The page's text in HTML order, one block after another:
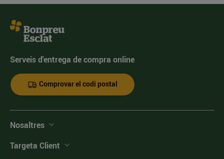
Serveis d'entrega de compra online
Comprovar el codi postal
Nosaltres
Targeta Client